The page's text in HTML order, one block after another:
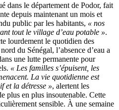
dans le département de Podor, fait
depuis maintenant un mois et
public par les habitants, « nos
tout le village d’eau potable ».
lourdement le quotidien des
du Sénégal, l’absence d’eau a
une lutte permanente pour
« Les familles s’épuisent, les
La vie quotidienne est
et la détresse », alertent les
plus en plus insoutenable. Cette
sensible. À une semaine